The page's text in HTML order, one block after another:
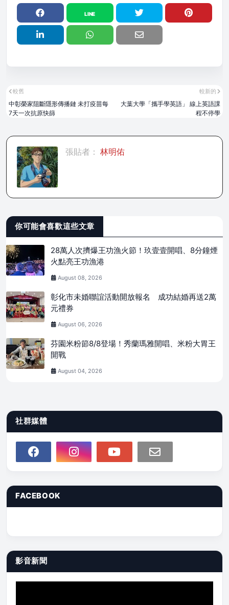
較新的
大葉大學「攜手學英語」 線上英語課
程不停學
較舊
中彰榮家阻斷隱形傳播鏈 未打疫苗每
7天一次抗原快篩
張貼者： 林明佑
你可能會喜歡這些文章
28萬人次擠爆王功漁火節！玖壹壹開唱、8分鐘煙
火點亮王功漁港
August 08, 2026
彰化市未婚聯誼活動開放報名 成功結婚再送2萬
元禮券
August 06, 2026
芬園米粉節8/8登場！秀蘭瑪雅開唱、米粉大胃王
開戰
August 04, 2026
社群媒體
FACEBOOK
影音新聞